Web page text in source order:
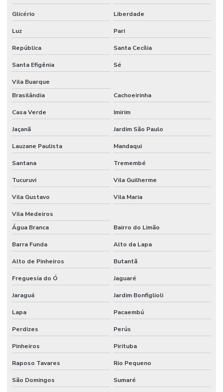
Locação de estandes para eventos
Locação de stand para eventos
Locação de stand de exibição para eventos
Locação de stand para feiras
Locação de stand para shopping
Locação de stand de vendas
Locação de stands
Locação de stands sp
Maquina de cortar pvc expandido
Montadora de estandes sp
Montadora de stands
Montadora de stands para feiras
Montadoras de stands para eventos
Montadoras de stands em são paulo
Montagem de cenários
Montagem de cenografia
Montagem cenográfica
Montagem de estandes
Montagem de estandes para feiras
Montagem de estandes para feiras sp
Glicério Liberdade
Luz Pari
República Santa Cecília
Santa Efigênia Sé
Vila Buarque
Brasilândia
Cachoeirinha
Casa Verde Imirim
Jaçanã Jardim São Paulo
Lauzane Paulista Mandaqui
Santana Tremembé
Tucuruvi Vila Guilherme
Vila Gustavo Vila Maria
Vila Medeiros
Água Branca
Bairro do Limão
Barra Funda Alto da Lapa
Alto de Pinheiros Butantã
Freguesia do Ó Jaguaré
Jaraguá Jardim Bonfiglioli
Lapa Pacaembú
Perdizes Perús
Pinheiros Pirituba
Raposo Tavares Rio Pequeno
São Domingos Sumaré